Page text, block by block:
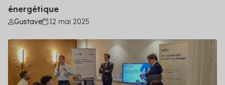
énergétique
Gustave 12 mai 2025